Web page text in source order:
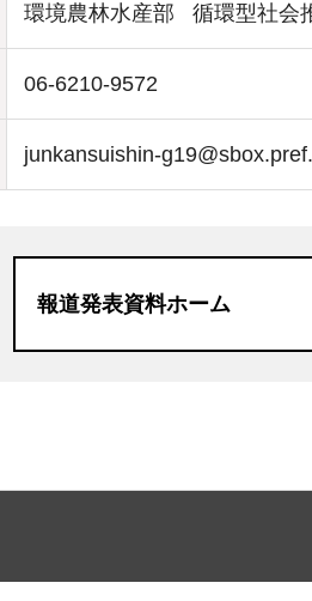
環境農林水産部 循環型社会
06-6210-9572
junkansuishin-
報道発表資料ホーム